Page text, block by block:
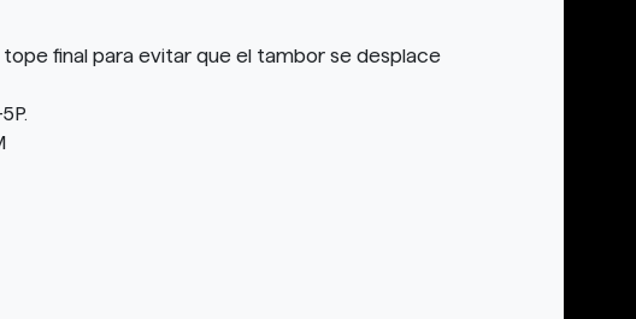
tope final para evitar que el tambor se desplace